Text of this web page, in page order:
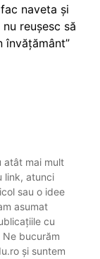
naveta și
reușesc să
învățământ”
atât mai mult
link, atunci
sau o idee
asumat
cu
bucurăm
și suntem